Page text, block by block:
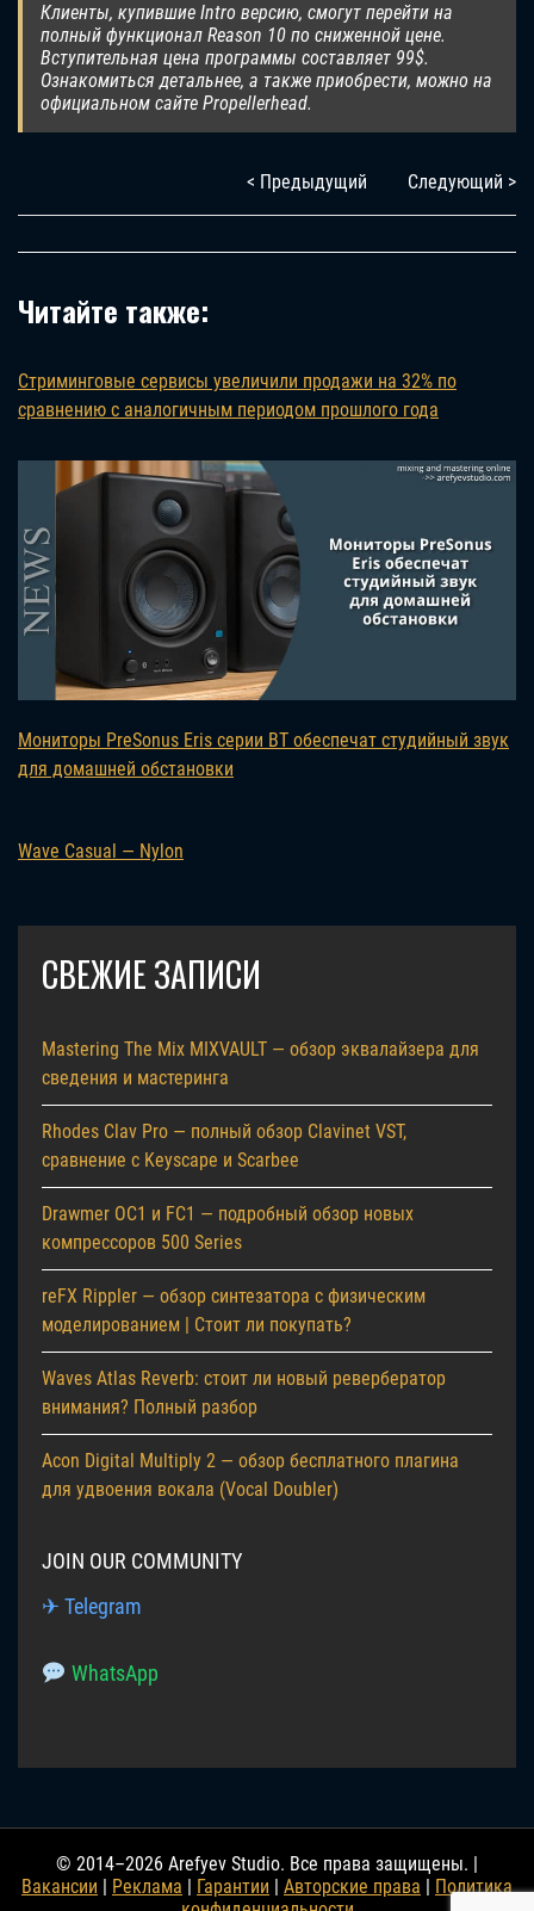
Клиенты, купившие Intro версию, смогут перейти на
полный функционал Reason 10 по сниженной цене.
Вступительная цена программы составляет 99$.
Ознакомиться детальнее, а также приобрести, можно на
официальном сайте Propellerhead.
< Предыдущий Следующий >
Читайте также:
Стриминговые сервисы увеличили продажи на 32% по
сравнению с аналогичным периодом прошлого года
Мониторы PreSonus Eris серии BT обеспечат студийный звук
для домашней обстановки
Wave Casual — Nylon
СВЕЖИЕ ЗАПИСИ
Mastering The Mix MIXVAULT — обзор эквалайзера для
сведения и мастеринга
Rhodes Clav Pro — полный обзор Clavinet VST,
сравнение с Keyscape и Scarbee
Drawmer OC1 и FC1 — подробный обзор новых
компрессоров 500 Series
reFX Rippler — обзор синтезатора с физическим
моделированием | Стоит ли покупать?
Waves Atlas Reverb: стоит ли новый ревербератор
внимания? Полный разбор
Acon Digital Multiply 2 — обзор бесплатного плагина
для удвоения вокала (Vocal Doubler)
JOIN OUR COMMUNITY
✈ Telegram
WhatsApp
© 2014–2026 Arefyev Studio. Все права защищены. |
Вакансии | Реклама | Гарантии | Авторские права | Политика